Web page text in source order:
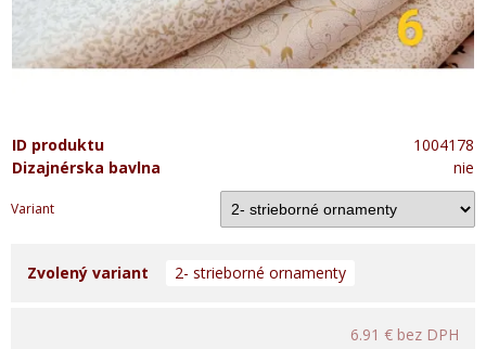
ID produktu
1004178
Dizajnérska bavlna
nie
Variant
Zvolený variant 2- strieborné ornamenty
6.91 € bez DPH